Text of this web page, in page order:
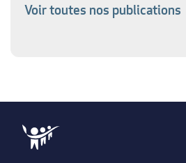
Voir toutes nos publications